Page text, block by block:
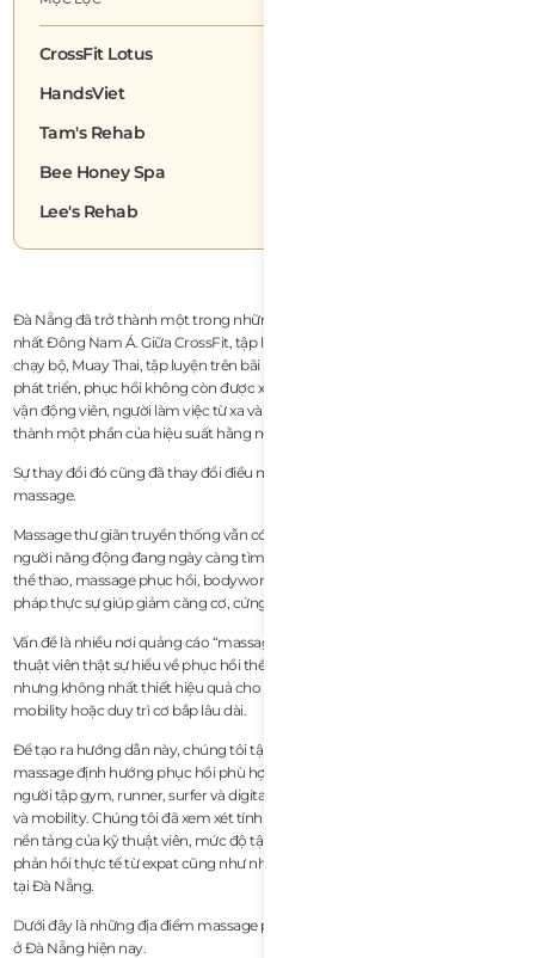
Đà Nẵng đã trở thành một trong những thành phố có lối sống năng động
nhất Đông Nam Á. Giữa CrossFit, tập luyện Hyrox, lướt sóng, các câu lạc bộ
chạy bộ, Muay Thai, tập luyện trên bãi biển và cộng đồng fitness expat đang
phát triển, phục hồi không còn được xem là một sự xa xỉ ở đây. Đối với nhiều
vận động viên, người làm việc từ xa và khách du lịch dài hạn, phục hồi đã trở
thành một phần của hiệu suất hằng ngày và việc duy trì sức khỏe.
Sự thay đổi đó cũng đã thay đổi điều mọi người tìm kiếm ở các dịch vụ
massage.
Massage thư giãn truyền thống vẫn có mặt ở khắp Đà Nẵng, nhưng những
người năng động đang ngày càng tìm kiếm một điều cụ thể hơn: massage
thể thao, massage phục hồi, bodywork tập trung vào mobility, và các liệu
pháp thực sự giúp giảm căng cơ, cứng cơ, đau nhức và hạn chế vận động.
Vấn đề là nhiều nơi quảng cáo “massage mô sâu” nhưng lại không có các kỹ
thuật viên thật sự hiểu về phục hồi thể thao. Một số spa rất tốt cho thư giãn
nhưng không nhất thiết hiệu quả cho phục hồi sau tập luyện, cải thiện
mobility hoặc duy trì cơ bắp lâu dài.
Để tạo ra hướng dẫn này, chúng tôi tập trung cụ thể vào các dịch vụ
massage định hướng phục hồi phù hợp với vận động viên, expat năng động,
người tập gym, runner, surfer và digital nomad đang gặp các vấn đề về tư thế
và mobility. Chúng tôi đã xem xét tính ổn định của dịch vụ, chất lượng trị liệu,
nền tảng của kỹ thuật viên, mức độ tập trung vào phục hồi, độ sạch sẽ và
phản hồi thực tế từ expat cũng như những du khách năng động đang sống
tại Đà Nẵng.
Dưới đây là những địa điểm massage phục hồi và massage thể thao tốt nhất
ở Đà Nẵng hiện nay.
CrossFit Lotus
HandsViet
Tam's Rehab
Bee Honey Spa
Lee's Rehab